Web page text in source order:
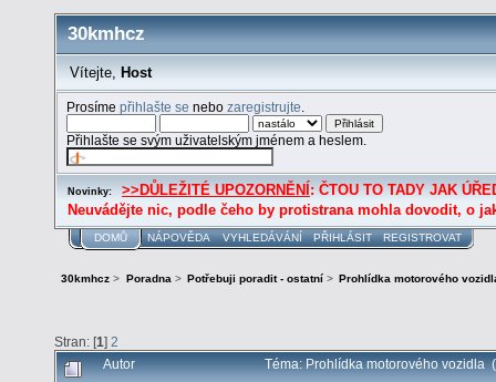
30kmhcz
Vítejte, Host
Prosímepřihlašte se nebozaregistrujte
Přihlašte se svým uživatelským jménem a heslem.
Novinky: >>DŮLEŽITÉ UPOZORNĚNÍ : ČTOU TO TADY JAK
Neuvádějte nic, podle čeho by protistrana mohla dovodit, o
DOMŮ NÁPOVĚDA VYHLEDÁVÁNÍ PŘIHLÁSIT REGISTROVAT
30kmhcz > Poradna> Potřebuji poradit - ostatní > Prohlídka motorového
Stran: [1] 2
Autor Téma: Prohlídka motorového vozidla